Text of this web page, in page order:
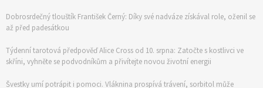
Dobrosrdečný tlouštík František Černý: Díky své nadváze získával role, oženil se
až před padesátkou
Týdenní tarotová předpověď Alice Cross od 10. srpna: Zatočte s kostlivci ve
skříni, vyhněte se podvodníkům a přivítejte novou životní energii
Švestky umí potrápit i pomoci. Vláknina prospívá trávení, sorbitol může